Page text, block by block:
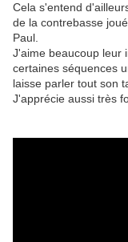
Cela s'entend
de la contrebasse
Paul.
J'aime beaucoup leur
certaines séquences
laisse parler tout son
J'apprécie aussi très